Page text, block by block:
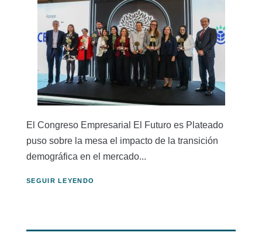
El Congreso Empresarial El Futuro es Plateado
puso sobre la mesa el impacto de la transición
demográfica en el mercado...
SEGUIR LEYENDO